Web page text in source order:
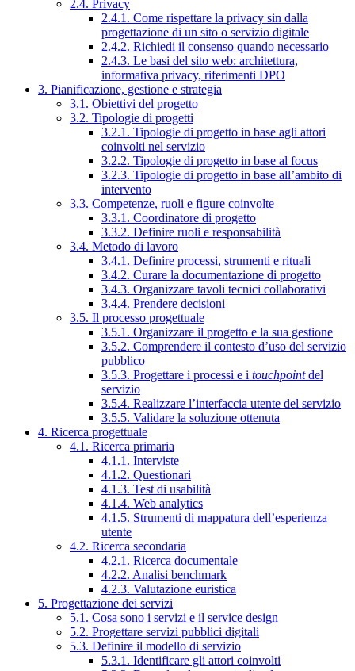
2.4. Privacy
2.4.1. Come rispettare la privacy sin dalla
progettazione di un sito o servizio digitale
2.4.2. Richiedi il consenso quando necessario
2.4.3. Le basi del sito web: architettura,
informativa privacy, riferimenti DPO
3. Pianificazione, gestione e strategia
3.1. Obiettivi del progetto
3.2. Tipologie di progetti
3.2.1. Tipologie di progetto in base agli attori
coinvolti nel servizio
3.2.2. Tipologie di progetto in base al focus
3.2.3. Tipologie di progetto in base all’ambito di
intervento
3.3. Competenze, ruoli e figure coinvolte
3.3.1. Coordinatore di progetto
3.3.2. Definire ruoli e responsabilità
3.4. Metodo di lavoro
3.4.1. Definire processi, strumenti e rituali
3.4.2. Curare la documentazione di progetto
3.4.3. Organizzare tavoli tecnici collaborativi
3.4.4. Prendere decisioni
3.5. Il processo progettuale
3.5.1. Organizzare il progetto e la sua gestione
3.5.2. Comprendere il contesto d’uso del servizio
pubblico
3.5.3. Progettare i processi e i touchpointdel
servizio
3.5.4. Realizzare l’interfaccia utente del servizio
3.5.5. Validare la soluzione ottenuta
4. Ricerca progettuale
4.1. Ricerca primaria
4.1.1. Interviste
4.1.2. Questionari
4.1.3. Test di usabilità
4.1.4. Web analytics
4.1.5. Strumenti di mappatura dell’esperienza
utente
4.2. Ricerca secondaria
4.2.1. Ricerca documentale
4.2.2. Analisi benchmark
4.2.3. Valutazione euristica
5. Progettazione dei servizi
5.1. Cosa sono i servizi e il service design
5.2. Progettare servizi pubblici digitali
5.3. Definire il modello di servizio
5.3.1. Identificare gli attori coinvolti